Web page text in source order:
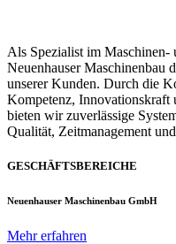
Als Spezialist im Maschinen-
Neuenhauser Maschinenbau
unserer Kunden. Durch die
Kompetenz, Innovationskraft
bieten wir zuverlässige
Qualität, Zeitmanagement
GESCHÄFTSBEREICHE
Neuenhauser Maschinenbau GmbH
Mehr erfahren